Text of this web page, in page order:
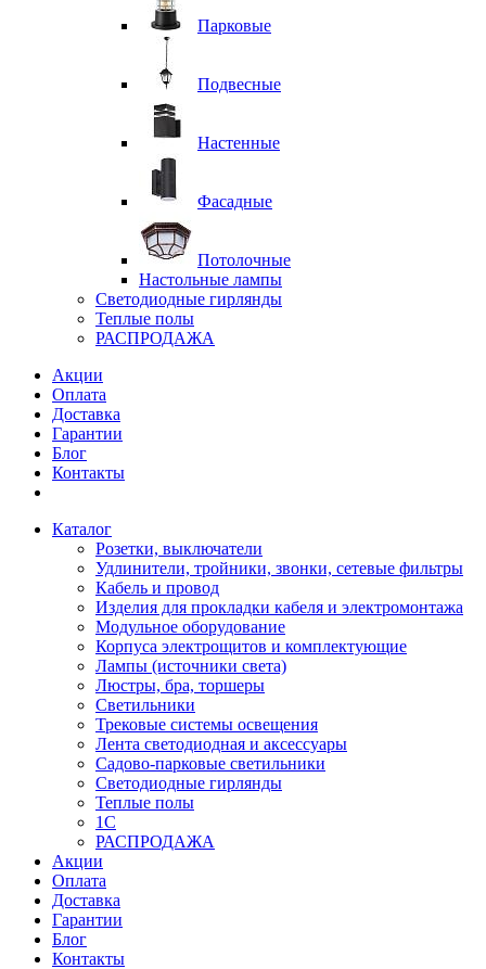
Парковые
Подвесные
Настенные
Фасадные
Потолочные
Настольные лампы
Светодиодные гирлянды
Теплые полы
РАСПРОДАЖА
Акции
Оплата
Доставка
Гарантии
Блог
Контакты
Каталог
Розетки, выключатели
Удлинители, тройники, звонки, сетевые фильтры
Кабель и провод
Изделия для прокладки кабеля и электромонтажа
Модульное оборудование
Корпуса электрощитов и комплектующие
Лампы (источники света)
Люстры, бра, торшеры
Светильники
Трековые системы освещения
Лента светодиодная и аксессуары
Садово-парковые светильники
Светодиодные гирлянды
Теплые полы
1С
РАСПРОДАЖА
Акции
Оплата
Доставка
Гарантии
Блог
Контакты